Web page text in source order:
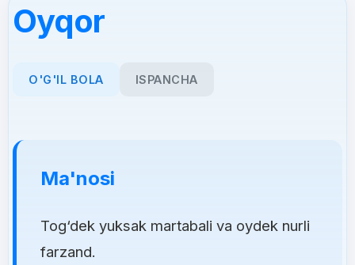
Oyqor
O'G'IL BOLA ISPANCHA
Ma'nosi
Tog‘dek yuksak martabali va oydek nurli
farzand.